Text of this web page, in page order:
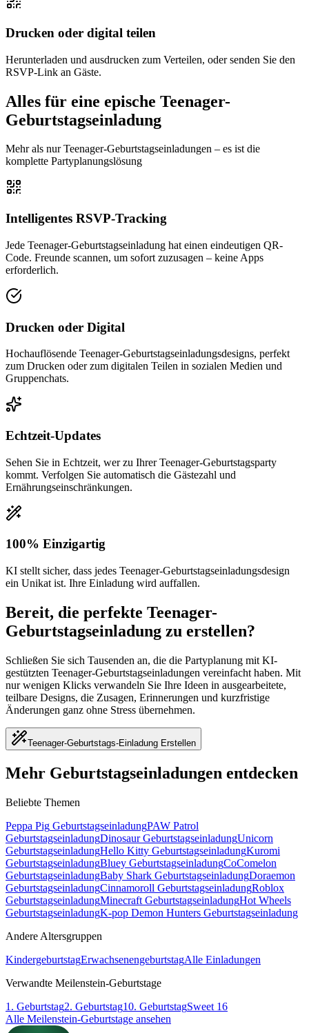
Drucken oder digital teilen
Herunterladen und ausdrucken zum Verteilen, oder senden Sie den
RSVP-Link an Gäste.
Alles für eine epische Teenager-
Geburtstagseinladung
Mehr als nur Teenager-Geburtstagseinladungen – es ist die
komplette Partyplanungslösung
Intelligentes RSVP-Tracking
Jede Teenager-Geburtstagseinladung hat einen eindeutigen QR-
Code. Freunde scannen, um sofort zuzusagen – keine Apps
erforderlich.
Drucken oder Digital
Hochauflösende Teenager-Geburtstagseinladungsdesigns, perfekt
zum Drucken oder zum digitalen Teilen in sozialen Medien und
Gruppenchats.
Echtzeit-Updates
Sehen Sie in Echtzeit, wer zu Ihrer Teenager-Geburtstagsparty
kommt. Verfolgen Sie automatisch die Gästezahl und
Ernährungseinschränkungen.
100% Einzigartig
KI stellt sicher, dass jedes Teenager-Geburtstagseinladungsdesign
ein Unikat ist. Ihre Einladung wird auffallen.
Bereit, die perfekte Teenager-
Geburtstagseinladung zu erstellen?
Schließen Sie sich Tausenden an, die die Partyplanung mit KI-
gestützten Teenager-Geburtstagseinladungen vereinfacht haben. Mit
nur wenigen Klicks verwandeln Sie Ihre Ideen in ausgearbeitete,
teilbare Designs, die Zusagen, Erinnerungen und kurzfristige
Änderungen ganz ohne Stress übernehmen.
Teenager-Geburtstags-Einladung Erstellen
Mehr Geburtstagseinladungen entdecken
Beliebte Themen
Peppa Pig GeburtstagseinladungPAW Patrol
GeburtstagseinladungDinosaur GeburtstagseinladungUnicorn
GeburtstagseinladungHello Kitty GeburtstagseinladungKuromi
GeburtstagseinladungBluey GeburtstagseinladungCoComelon
GeburtstagseinladungBaby Shark GeburtstagseinladungDoraemon
GeburtstagseinladungCinnamoroll GeburtstagseinladungRoblox
GeburtstagseinladungMinecraft GeburtstagseinladungHot Wheels
GeburtstagseinladungK-pop Demon Hunters Geburtstagseinladung
Andere Altersgruppen
KindergeburtstagErwachsenengeburtstagAlle Einladungen
Verwandte Meilenstein-Geburtstage
1. Geburtstag2. Geburtstag10. GeburtstagSweet 16
Alle Meilenstein-Geburtstage ansehen